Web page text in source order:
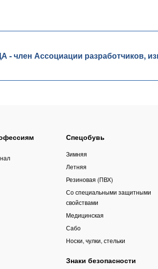
Ассоциации разработчиков,
Спецобувь
Зимняя
Летняя
Резиновая (ПВХ)
Со специальными защитными
свойствами
Медицинская
Сабо
Носки, чулки, стельки
Знаки безопасности